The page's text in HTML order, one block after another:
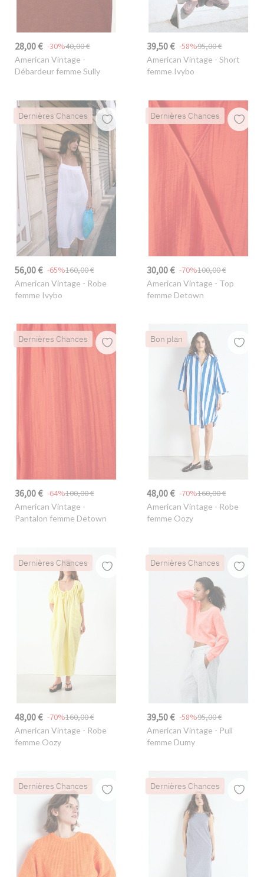
28,00 € 40,00 €
-30%
American Vintage -
Débardeur femme Sully
39,50 € 95,00 €
-58%
American Vintage - Short
femme Ivybo
Dernières Chances
56,00 € 160,00 €
-65%
American Vintage - Robe
femme Ivybo
Dernières Chances
30,00 € 100,00 €
-70%
American Vintage - Top
femme Detown
Dernières Chances
36,00 € 100,00 €
-64%
American Vintage -
Pantalon femme Detown
Bon plan
48,00 € 160,00 €
-70%
American Vintage - Robe
femme Oozy
Dernières Chances
48,00 € 160,00 €
-70%
American Vintage - Robe
femme Oozy
Dernières Chances
39,50 € 95,00 €
-58%
American Vintage - Pull
femme Dumy
Dernières Chances Dernières Chances